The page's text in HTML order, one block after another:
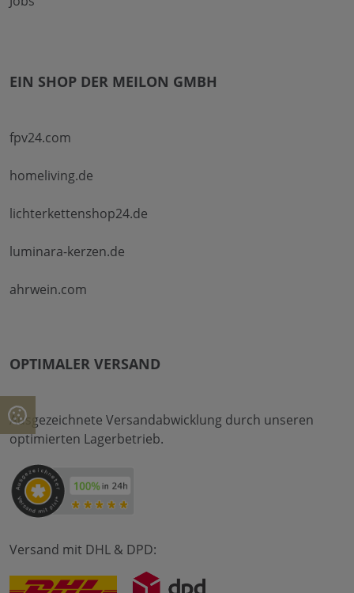
EIN SHOP DER MEILON GMBH
fpv24.com
homeliving.de
lichterkettenshop24.de
luminara-kerzen.de
ahrwein.com
OPTIMALER VERSAND
Ausgezeichnete Versandabwicklung durch unseren
optimierten Lagerbetrieb.
Versand mit DHL & DPD: